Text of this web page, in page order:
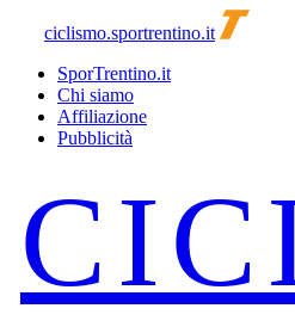
ciclismo.sportrentino.it
SporTrentino.it
Chi siamo
Affiliazione
Pubblicità